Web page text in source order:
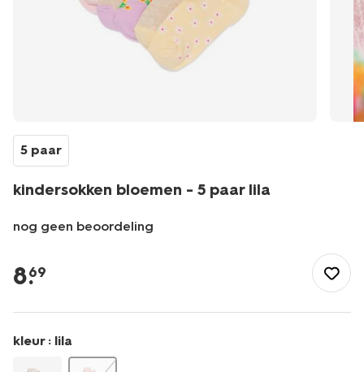
5 paar
kindersokken bloemen - 5 paar lila
nog geen beoordeling
bloemen-
-
paar-
lila-
4320740LILAC.html
8.
69
kleur : lila